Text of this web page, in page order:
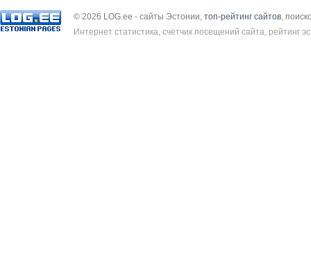
© 2026 LOG.ee - сайты Эстонии, топ-рейтинг сайтов ,
Интернет статистика, счетчик посещений сайта, рейтинг